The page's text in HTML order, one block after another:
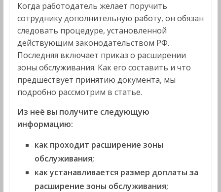
Когда работодатель желает поручить
сотруднику дополнительную работу, он обязан
следовать процедуре, установленной
действующим законодательством РФ.
Последняя включает приказ о расширении
зоны обслуживания. Как его составить и что
предшествует принятию документа, мы
подробно рассмотрим в статье.
Из неё вы получите следующую
информацию:
как проходит расширение зоны
обслуживания;
как устанавливается размер доплаты за
расширение зоны обслуживания;